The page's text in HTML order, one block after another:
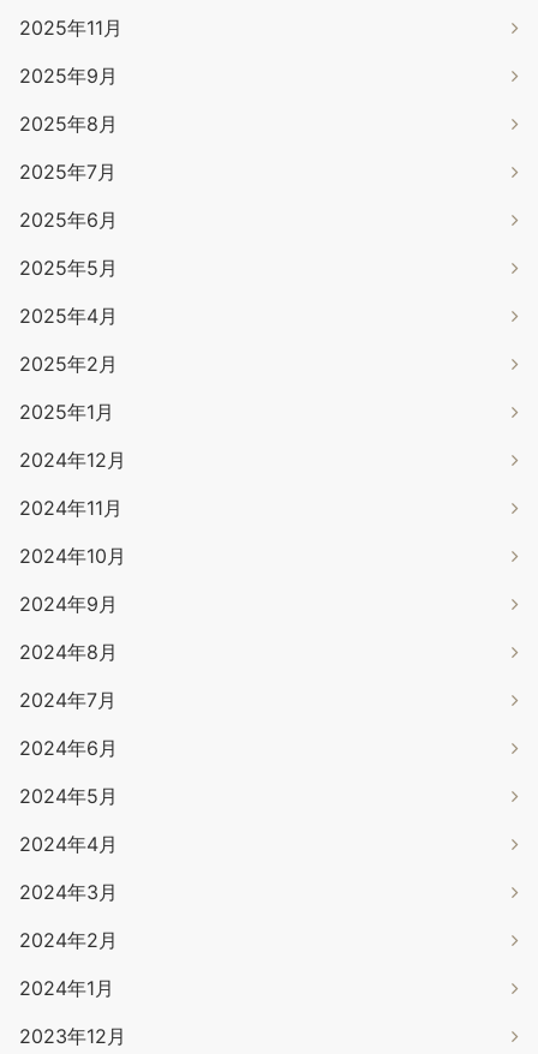
2025年11月
2025年9月
2025年8月
2025年7月
2025年6月
2025年5月
2025年4月
2025年2月
2025年1月
2024年12月
2024年11月
2024年10月
2024年9月
2024年8月
2024年7月
2024年6月
2024年5月
2024年4月
2024年3月
2024年2月
2024年1月
2023年12月